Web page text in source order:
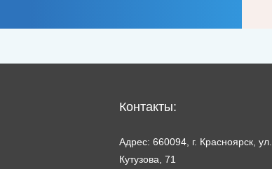
Контакты:
Адрес: 660094, г. Красноярск, ул.
Кутузова, 71